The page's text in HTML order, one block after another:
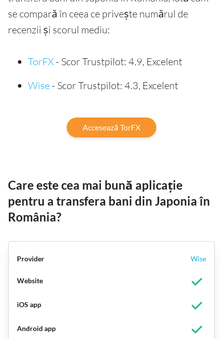
se compară în ceea ce privește numărul de
recenzii și scorul mediu:
TorFX - Scor Trustpilot: 4.9, Excelent
Wise - Scor Trustpilot: 4.3, Excelent
Accesează TorFX
Care este cea mai bună aplicație
pentru a transfera bani din Japonia în
România?
Wise